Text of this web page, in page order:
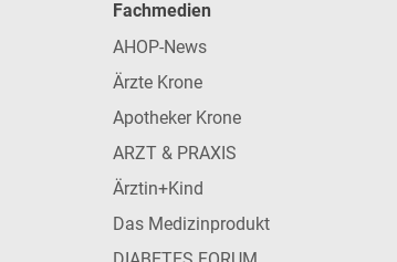
Fachmedien
AHOP-News
Ärzte Krone
Apotheker Krone
ARZT & PRAXIS
Ärztin+Kind
Das Medizinprodukt